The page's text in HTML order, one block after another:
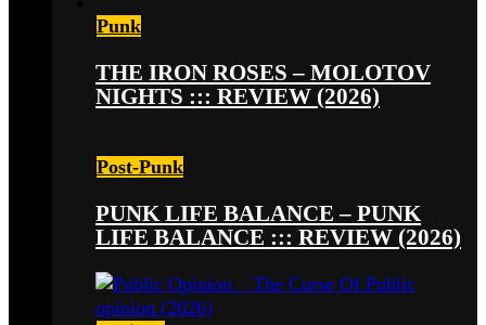
Punk
THE IRON ROSES – MOLOTOV
NIGHTS ::: REVIEW (2026)
Post-Punk
PUNK LIFE BALANCE – PUNK
LIFE BALANCE ::: REVIEW (2026)